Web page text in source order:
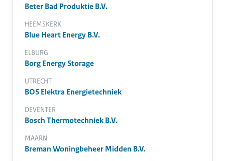
Beter Bad Produktie B.V.
HEEMSKERK
Blue Heart Energy B.V.
ELBURG
Borg Energy Storage
UTRECHT
BOS Elektra Energietechniek
DEVENTER
Bosch Thermotechniek B.V.
MAARN
Breman Woningbeheer Midden B.V.